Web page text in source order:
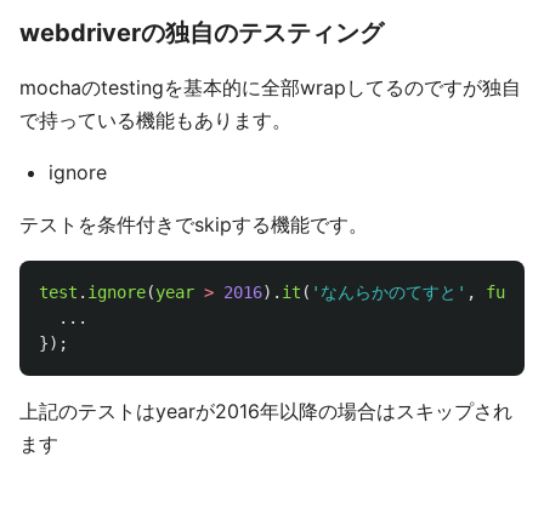
webdriverの独自のテスティング
mochaのtestingを基本的に全部wrapしてるのですが独自
で持っている機能もあります。
ignore
テストを条件付きでskipする機能です。
test . ignore(year > 2016). it ( ' なんらかのてすと ' ,
...
});
上記のテストはyearが2016年以降の場合はスキップされ
ます